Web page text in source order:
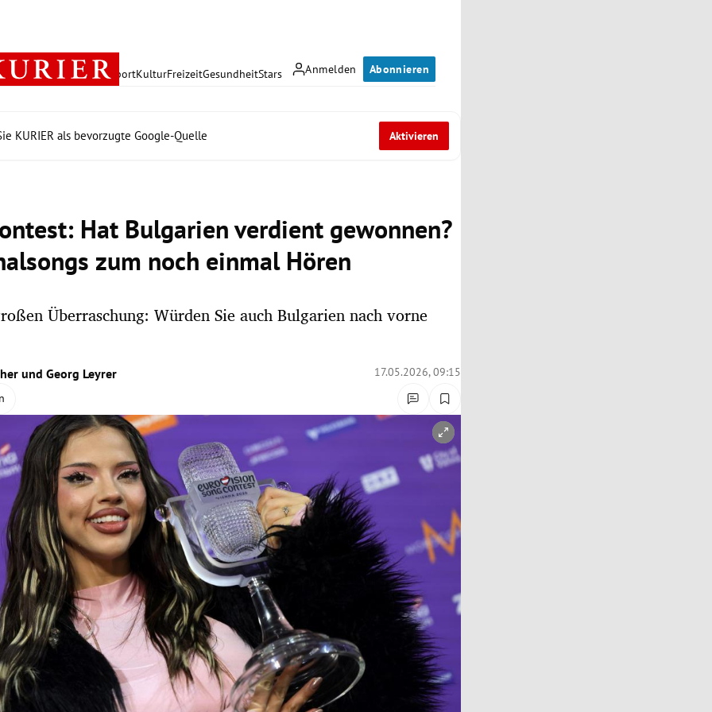
Anmelden Abonnieren
PolitikWirtschaft SportKulturFreizeitGesundheitStars
KURIER als bevorzugte Google-Quelle Aktivieren
Hat Bulgarien verdient gewonnen?
zum noch einmal Hören
Überraschung: Würden Sie auch Bulgarien nach vorne
undGeorg Leyrer
17.05.2026, 09:15
öffnen/schließen